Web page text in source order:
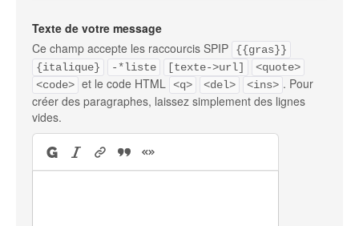
Texte de votre message
Ce champ accepte les raccourcis SPIP
{{gras}}
{italique}
-*liste [texte->url]
<quote>
<code> et le code HTML <q> <del> <ins> . Pour
créer des paragraphes, laissez simplement des lignes
vides.